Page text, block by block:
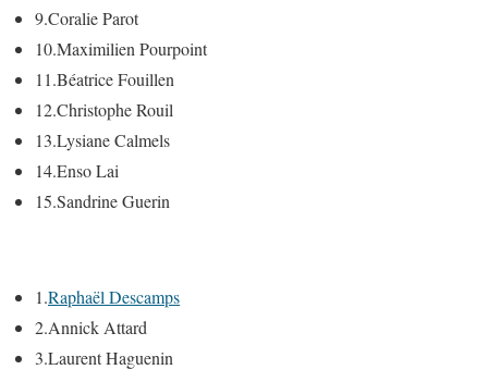
9.Coralie Parot
10.Maximilien Pourpoint
11.Béatrice Fouillen
12.Christophe Rouil
13.Lysiane Calmels
14.Enso Lai
15.Sandrine Guerin
1.Raphaël Descamps
2.Annick Attard
3.Laurent Haguenin